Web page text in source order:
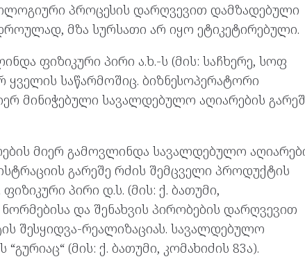
პროცესის დარღვევით დამზადებული
მზა სურსათი არ იყო ეტიკეტირებული.
ფიზიკური პირი ა.ხ.-ს (მის: საჩხერე, სოფ
საწარმოშიც. ბიზნესოპერატორი
მინიჭებული სავალდებულო აღიარების
მიერ გამოვლინდა სავალდებულო
გარეშე რძის შემცველი პროდუქტის
პირი დ.ს. (მის: ქ. ბათუმი,
და შენახვის პირობების დარღვევით
შესყიდვა-რეალიზაციას. სავალდებულო
(მის: ქ. ბათუმი, კომახიძის 83ა).